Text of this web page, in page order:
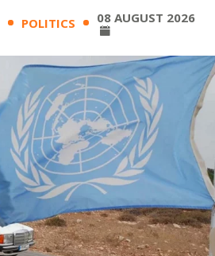
POLITICS 08 AUGUST 2026